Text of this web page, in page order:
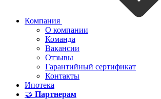
Компания
О компании
Команда
Вакансии
Отзывы
Гарантийный сертификат
Контакты
Ипотека
🤝 Партнерам